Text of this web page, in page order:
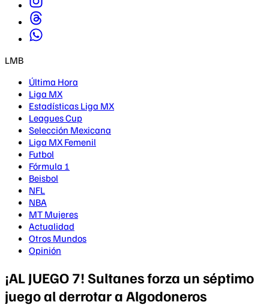
LMB
Última Hora
Liga MX
Estadísticas Liga MX
Leagues Cup
Selección Mexicana
Liga MX Femenil
Futbol
Fórmula 1
Beisbol
NFL
NBA
MT Mujeres
Actualidad
Otros Mundos
Opinión
¡AL JUEGO 7! Sultanes forza un séptimo
juego al derrotar a Algodoneros